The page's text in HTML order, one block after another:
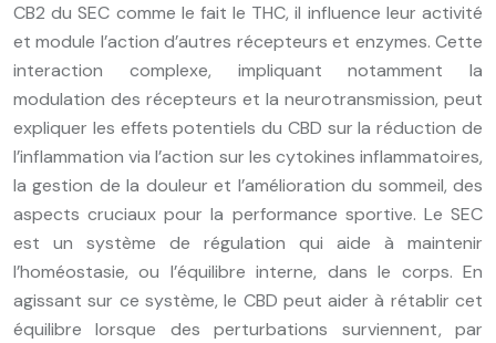
CB2 du SEC comme le fait le THC, il influence leur activité
et module l’action d’autres récepteurs et enzymes. Cette
interaction complexe, impliquant notamment la
modulation des récepteurs et la neurotransmission, peut
expliquer les effets potentiels du CBD sur la réduction de
l’inflammation via l’action sur les cytokines inflammatoires,
la gestion de la douleur et l’amélioration du sommeil, des
aspects cruciaux pour la performance sportive. Le SEC
est un système de régulation qui aide à maintenir
l’homéostasie, ou l’équilibre interne, dans le corps. En
agissant sur ce système, le CBD peut aider à rétablir cet
équilibre lorsque des perturbations surviennent, par